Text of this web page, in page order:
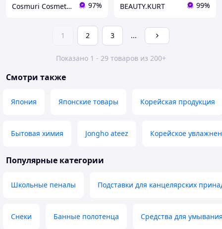
Cosmuri Cosmetics 97% BEAUTY.KURT 99%
1 2 3 ...
Показано 1 - 29 товаров из 200+
Смотри также
Япония Японские товары Корейская продукция
Бытовая химия Jongho ateez Корейское
Популярные категории
Школьные пеналы Подставки для канцелярских
Снеки Банные полотенца Средства для